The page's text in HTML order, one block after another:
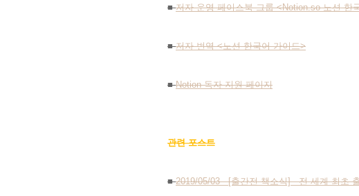
■저자 운영 페이스북 그룹 <Notion.so 노션 한
■저자 번역 <노션 한국어 가이드>
■Notion 독자 지원 페이지
관련 포스트
■2019/05/03- [출간전 책소식] - 전 세계 최초